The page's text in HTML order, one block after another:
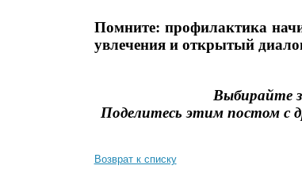
Помните: профилактика
увлечения и открытый
Выбирайте
Поделитесь этим постом с
Возврат к списку